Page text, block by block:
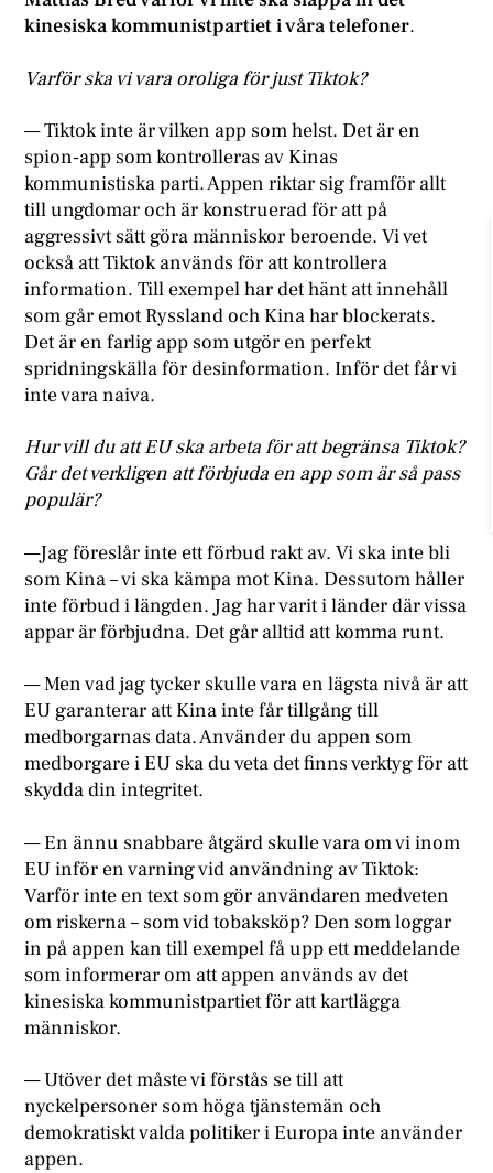
kinesiska kommunistpartiet i våra telefoner.
Varför ska vi vara oroliga för just Tiktok?
— Tiktok inte är vilken app som helst. Det är en
spion-app som kontrolleras av Kinas
kommunistiska parti. Appen riktar sig framför allt
till ungdomar och är konstruerad för att på
aggressivt sätt göra människor beroende. Vi vet
också att Tiktok används för att kontrollera
information. Till exempel har det hänt att innehåll
som går emot Ryssland och Kina har blockerats.
Det är en farlig app som utgör en perfekt
spridningskälla för desinformation. Inför det får vi
inte vara naiva.
Hur vill du att EU ska arbeta för att begränsa Tiktok?
Går det verkligen att förbjuda en app som är så pass
populär?
—Jag föreslår inte ett förbud rakt av. Vi ska inte bli
som Kina – vi ska kämpa mot Kina. Dessutom håller
inte förbud i längden. Jag har varit i länder där vissa
appar är förbjudna. Det går alltid att komma runt.
— Men vad jag tycker skulle vara en lägsta nivå är att
EU garanterar att Kina inte får tillgång till
medborgarnas data. Använder du appen som
medborgare i EU ska du veta det finns verktyg för att
skydda din integritet.
— En ännu snabbare åtgärd skulle vara om vi inom
EU inför en varning vid användning av Tiktok:
Varför inte en text som gör användaren medveten
om riskerna – som vid tobaksköp? Den som loggar
in på appen kan till exempel få upp ett meddelande
som informerar om att appen används av det
kinesiska kommunistpartiet för att kartlägga
människor.
— Utöver det måste vi förstås se till att
nyckelpersoner som höga tjänstemän och
demokratiskt valda politiker i Europa inte använder
appen.